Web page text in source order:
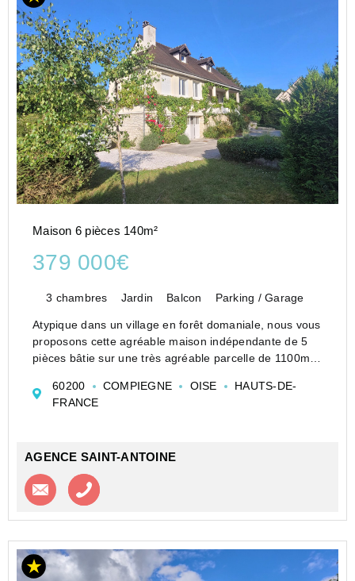
Maison 6 pièces 140m²
379 000€
3 chambres Jardin Balcon Parking / Garage
Atypique dans un village en forêt domaniale, nous vous
proposons cette agréable maison indépendante de 5
pièces bâtie sur une très agréable parcelle de 1100m²;
plates, le respect du site emblématique du vil...
60200 COMPIEGNE OISE
HAUTS-DE-
FRANCE
AGENCE SAINT-ANTOINE
Contacter l'agence